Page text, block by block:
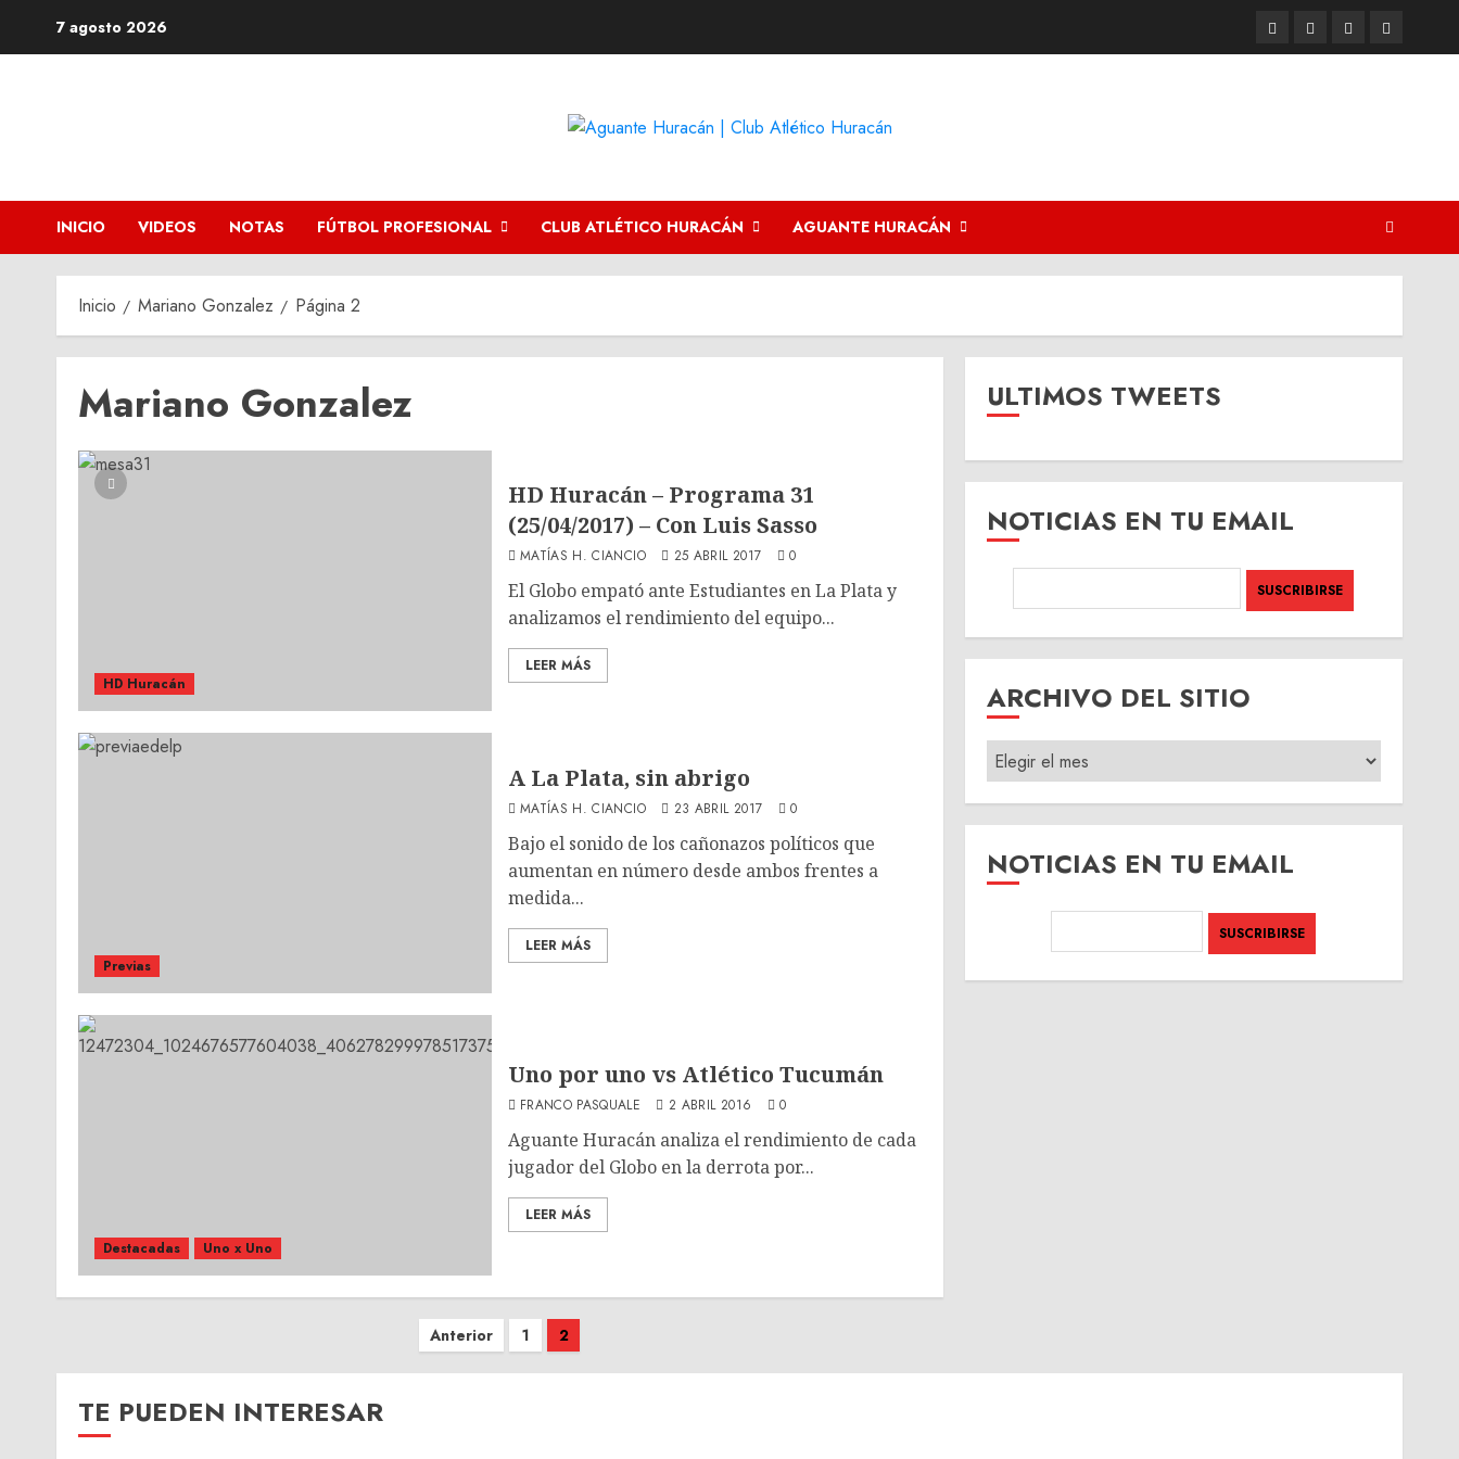
7 agosto 2026 TwitterYoutubeFacebookInstagram
INICIO VIDEOS NOTAS FÚTBOL PROFESIONAL CLUB ATLÉTICO HURACÁN AGUANTE HURACÁN
Inicio Mariano Gonzalez Página 2
Mariano Gonzalez
HD Huracán
HD Huracán – Programa 31
(25/04/2017) – Con Luis Sasso
MATÍAS H. CIANCIO 25 ABRIL 2017 0
El Globo empató ante Estudiantes en La Plata y
analizamos el rendimiento del equipo...
LEER MÁS
Previas
A La Plata, sin abrigo
MATÍAS H. CIANCIO 23 ABRIL 2017 0
Bajo el sonido de los cañonazos políticos que
aumentan en número desde ambos frentes a
medida...
LEER MÁS
Destacadas Uno x Uno
Uno por uno vs Atlético Tucumán
FRANCO PASQUALE 2 ABRIL 2016 0
Aguante Huracán analiza el rendimiento de cada
jugador del Globo en la derrota por...
LEER MÁS
de
entradas
Anterior 1 2
ULTIMOS TWEETS
NOTICIAS EN TU EMAIL
ARCHIVO DEL SITIO
ARCHIVO
DEL
SITIO
NOTICIAS EN TU EMAIL
TE PUEDEN INTERESAR